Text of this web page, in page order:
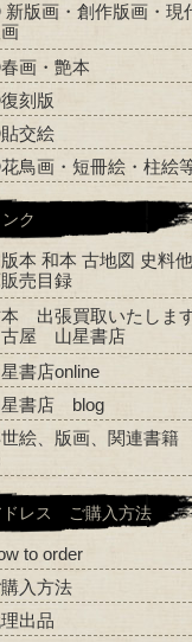
版画・創作版画・現
画・艶本
刻版
交絵
鳥画・短冊絵・柱絵
ンク
本 和本 古地図 史料
売目録
出張買取いたしま
屋 山星書店
書店online
星書店 blog
絵、版画、関連書籍
ドレス ご購入方法
to order
入方法
出品